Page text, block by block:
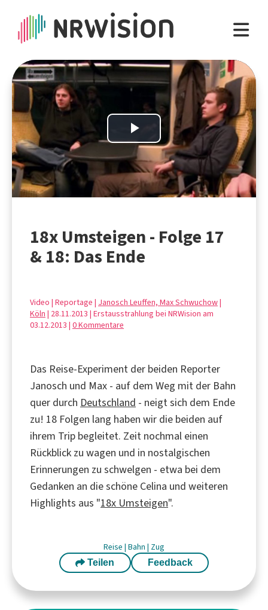
Play
Video
18x Umsteigen - Folge 17
& 18: Das Ende
Video | Reportage | Janosch Leuffen, Max Schwuchow|
Köln | 28.11.2013 | Erstausstrahlung bei NRWision am
03.12.2013 | 0 Kommentare
Das Reise-Experiment der beiden Reporter
Janosch und Max - auf dem Weg mit der Bahn
quer durch Deutschland - neigt sich dem Ende
zu! 18 Folgen lang haben wir die beiden auf
ihrem Trip begleitet. Zeit nochmal einen
Rückblick zu wagen und in nostalgischen
Erinnerungen zu schwelgen - etwa bei dem
Gedanken an die schöne Celina und weiteren
Highlights aus "18x Umsteigen".
Reise | Bahn | Zug
Teilen Feedback